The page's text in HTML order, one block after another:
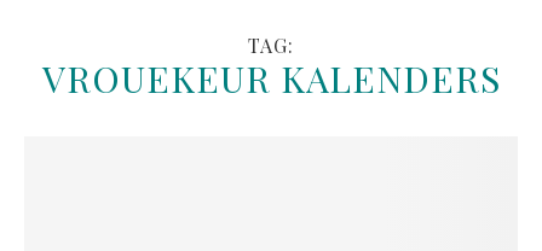
TAG:
VROUEKEUR KALENDERS